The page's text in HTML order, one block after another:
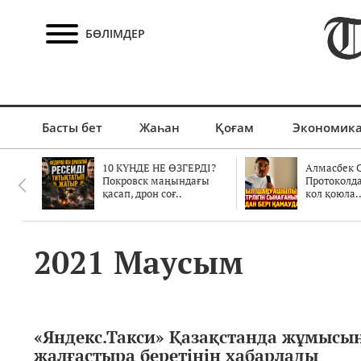
БӨЛІМДЕР
Басты бет Жаһан Қоғам
10 КҮНДЕ НЕ ӨЗГЕРДІ?
Покровск маңындағы
қасап, дрон соғ..
Алмасбек
кол қоюла..
2021 Маусым
«Яндекс.Такси» Қазақстанда
жалғастыра беретінін хабарлады